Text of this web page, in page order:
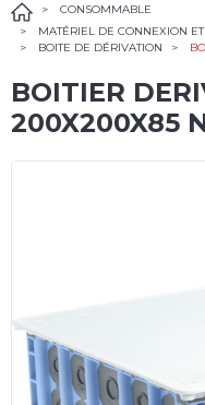
CONSOMMABLE
MATÉRIEL DE CONNEXION
BOITE DE DÉRIVATION
BOITIER
200X200X85